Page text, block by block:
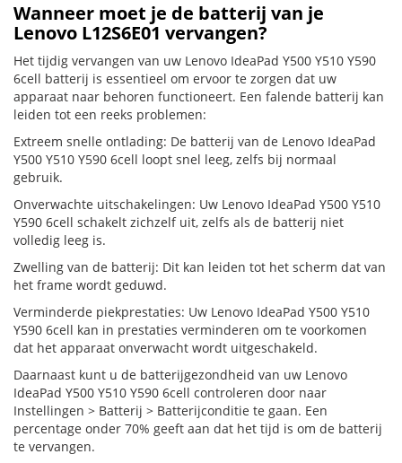
Wanneer moet je de batterij van je
Lenovo L12S6E01 vervangen?
Het tijdig vervangen van uw Lenovo IdeaPad Y500 Y510 Y590
6cell batterij is essentieel om ervoor te zorgen dat uw
apparaat naar behoren functioneert. Een falende batterij kan
leiden tot een reeks problemen:
Extreem snelle ontlading: De batterij van de Lenovo IdeaPad
Y500 Y510 Y590 6cell loopt snel leeg, zelfs bij normaal
gebruik.
Onverwachte uitschakelingen: Uw Lenovo IdeaPad Y500 Y510
Y590 6cell schakelt zichzelf uit, zelfs als de batterij niet
volledig leeg is.
Zwelling van de batterij: Dit kan leiden tot het scherm dat van
het frame wordt geduwd.
Verminderde piekprestaties: Uw Lenovo IdeaPad Y500 Y510
Y590 6cell kan in prestaties verminderen om te voorkomen
dat het apparaat onverwacht wordt uitgeschakeld.
Daarnaast kunt u de batterijgezondheid van uw Lenovo
IdeaPad Y500 Y510 Y590 6cell controleren door naar
Instellingen > Batterij > Batterijconditie te gaan. Een
percentage onder 70% geeft aan dat het tijd is om de batterij
te vervangen.